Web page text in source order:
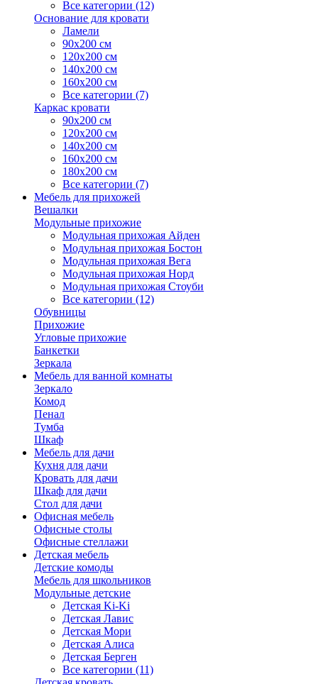
Все категории (12)
Основание для кровати
Ламели
90х200 см
120х200 см
140х200 см
160х200 см
Все категории (7)
Каркас кровати
90х200 см
120х200 см
140х200 см
160х200 см
180х200 см
Все категории (7)
Мебель для прихожей
Вешалки
Модульные прихожие
Модульная прихожая Айден
Модульная прихожая Бостон
Модульная прихожая Вега
Модульная прихожая Норд
Модульная прихожая Стоуби
Все категории (12)
Обувницы
Прихожие
Угловые прихожие
Банкетки
Зеркала
Мебель для ванной комнаты
Зеркало
Комод
Пенал
Тумба
Шкаф
Мебель для дачи
Кухня для дачи
Кровать для дачи
Шкаф для дачи
Стол для дачи
Офисная мебель
Офисные столы
Офисные стеллажи
Детская мебель
Детские комоды
Мебель для школьников
Модульные детские
Детская Ki-Ki
Детская Лавис
Детская Мори
Детская Алиса
Детская Берген
Все категории (11)